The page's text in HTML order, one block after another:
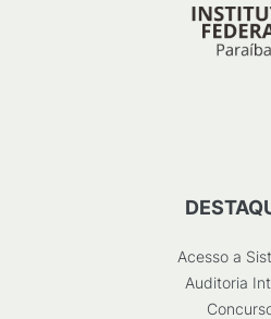
Acesso a
Auditoria